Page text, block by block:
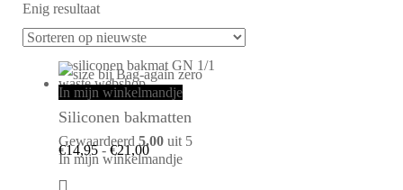
Enig resultaat
In mijn winkelmandje
Siliconen bakmatten
Gewaardeerd 5.00 uit 5
€14,95 - €21,00
In mijn winkelmandje